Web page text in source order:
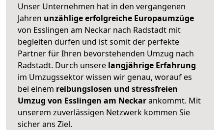
Unser Unternehmen hat in den vergangenen
Jahren unzählige erfolgreiche Europaumzüge
von Esslingen am Neckar nach Radstadt mit
begleiten dürfen und ist somit der perfekte
Partner für Ihren bevorstehenden Umzug nach
Radstadt. Durch unsere langjährige Erfahrung
im Umzugssektor wissen wir genau, worauf es
bei einem reibungslosen und stressfreien
Umzug von Esslingen am Neckarankommt. Mit
unserem zuverlässigen Netzwerk kommen Sie
sicher ans Ziel.